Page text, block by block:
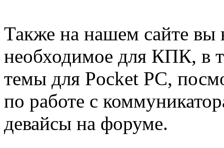
Также на нашем сайте вы
необходимое для КПК, в
темы для Pocket PC,
по работе с
девайсы на форуме.